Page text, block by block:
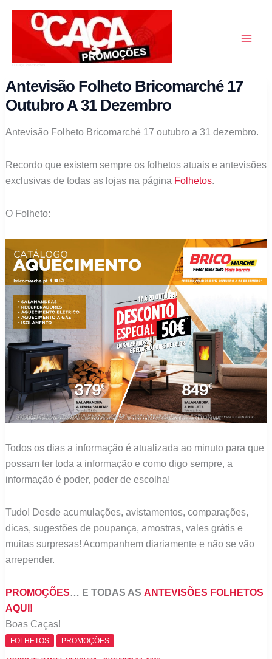
Antevisão Folheto Bricomarché 17
Outubro A 31 Dezembro
Antevisão Folheto Bricomarché 17 outubro a 31 dezembro.
Recordo que existem sempre os folhetos atuais e antevisões
exclusivas de todas as lojas na página Folhetos.
O Folheto:
Todos os dias a informação é atualizada ao minuto para que
possam ter toda a informação e como digo sempre, a
informação é poder, poder de escolha!
Tudo! Desde acumulações, avistamentos, comparações,
dicas, sugestões de poupança, amostras, vales grátis e
muitas surpresas! Acompanhem diariamente e não se vão
arrepender.
PROMOÇÕES… E TODAS AS ANTEVISÕES FOLHETOS
AQUI!
Boas Caças!
FOLHETOS PROMOÇÕES